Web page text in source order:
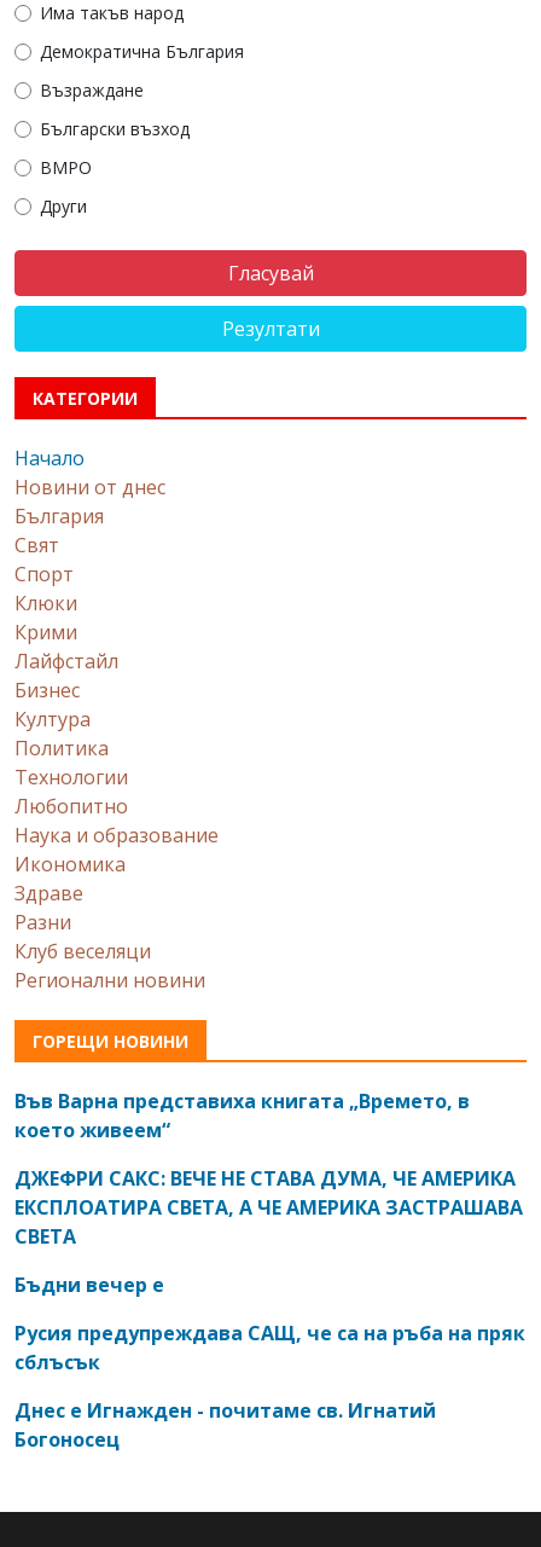
Има такъв народ
Демократична България
Възраждане
Български възход
ВМРО
Други
Резултати
КАТЕГОРИИ
Начало
Новини от днес
България
Свят
Спорт
Клюки
Крими
Лайфстайл
Бизнес
Култура
Политика
Технологии
Любопитно
Наука и образование
Икономика
Здраве
Разни
Клуб веселяци
Регионални новини
ГОРЕЩИ НОВИНИ
Във Варна представиха книгата „Времето, в
което живеем“
ДЖЕФРИ САКС: ВЕЧЕ НЕ СТАВА ДУМА, ЧЕ АМЕРИКА
ЕКСПЛОАТИРА СВЕТА, А ЧЕ АМЕРИКА ЗАСТРАШАВА
СВЕТА
Бъдни вечер е
Русия предупреждава САЩ, че са на ръба на пряк
сблъсък
Днес е Игнажден - почитаме св. Игнатий
Богоносец